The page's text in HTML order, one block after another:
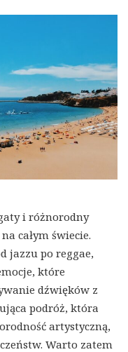
i różnorodny
całym świecie.
jazzu po reggae,
które
dźwięków z
podróż, która
artystyczną,
Warto zatem